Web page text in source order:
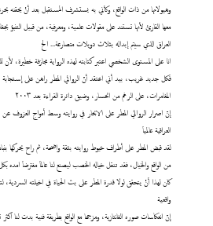
وهيولاتها من ذات الواقع، وكأني به يستشرف المستقبل بعد أنْ يحقنه
معها القارئ لأنها تستند على مقولات علمية، ومعرفية، من قبيل
العراق الذي سيتم إبداله بثلاث دويلات متصارعة... الخ
انا على المستوى الشخصي اعتبر كتابته لهذه الرواية مجازفة خطيرة،
فكل جديد غريب، بيد أني اعتقد أنّ الروائي المطر راهن على إستجابة
المغامرات، على الرغم من انحسار، وضيق دائرة القراءة بعد ٢٠٠٣
إنّ اصرار الروائي المطر على الابحار في روايته وسط أمواج العزوف عن
العراقية عالمياَ
لقد قبض المطر على أطراف خيوط روايته بثقة واضحة، ثم راح يحركها
من الواقع والخيال، فقد تنقل خياله الخصب ليصنع لنا عالماَ مفترضاَ امده
كان لهذا أنْ يتحقق لولا قدرة المطر على بث الحياة في اخيلته
واقعية
إنّ انعكاسات صوره الفانتازية، ومزجها مع الواقع بطريقة فنية بدت لنا